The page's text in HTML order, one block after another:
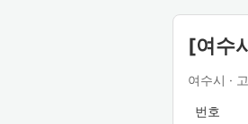
[여수
여수시 ·
번호